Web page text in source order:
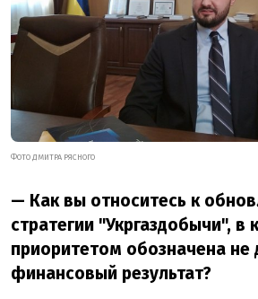
ФОТО ДМИТРА РЯСНОГО
— Как вы относитесь к
стратегии "Укргаздобычи", в
приоритетом обозначена не
финансовый результат?